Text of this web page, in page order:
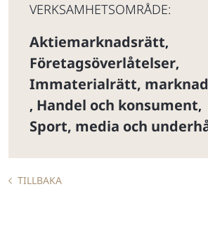
VERKSAMHETSOMRÅDE:
Aktiemarknadsrätt,
Företagsöverlåtelser,
Immaterialrätt,
, Handel och konsument,
Sport, media och
TILLBAKA